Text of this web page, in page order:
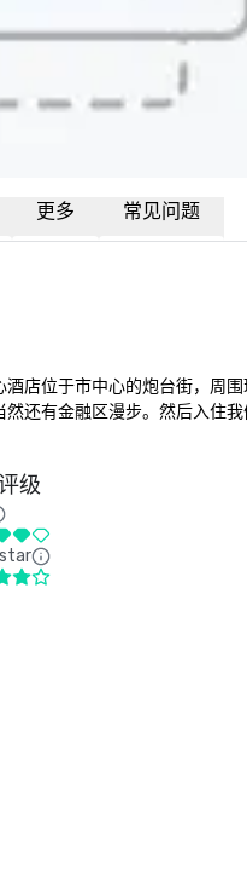
更多 常见问题
店位于市中心的炮台街，周
还有金融区漫步。然后入住
级